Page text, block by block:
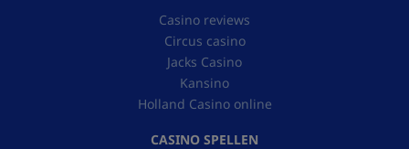
Casino reviews
Circus casino
Jacks Casino
Kansino
Holland Casino online
CASINO SPELLEN